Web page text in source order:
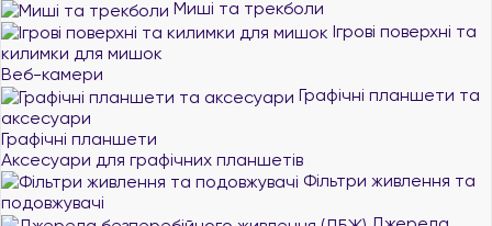
Миші та трекболи
Ігрові поверхні та
килимки для мишок
Веб-камери
Графічні планшети та
аксесуари
Графічні планшети
Аксесуари для графічних планшетів
Фільтри живлення та
подовжувачі